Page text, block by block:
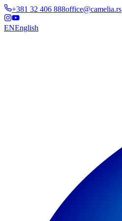
+381 32 406 888office@camelia.rs
ENEnglish